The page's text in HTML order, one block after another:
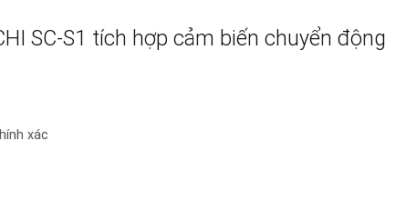
SC-S1 tích hợp cảm biến chuyển động
xác